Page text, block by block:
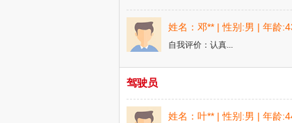
姓名：邓** | 性别:男 | 年龄
自我评价：认真...
驾驶员
姓名：叶** | 性别:男 | 年龄